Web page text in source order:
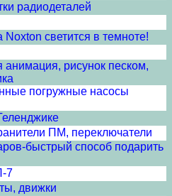
радиодеталей
светится в темноте!
анимация, рисунок песком,
погружные насосы
ПМ, переключатели
быстрый способ подарить
7
движки